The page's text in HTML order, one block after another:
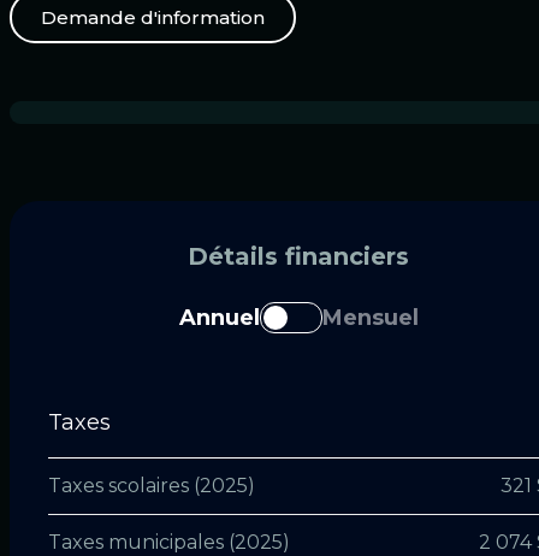
Demande d'information
Détails financiers
Annuel Mensuel
Taxes
Taxes scolaires (2025) 321
Taxes municipales (2025) 2 074